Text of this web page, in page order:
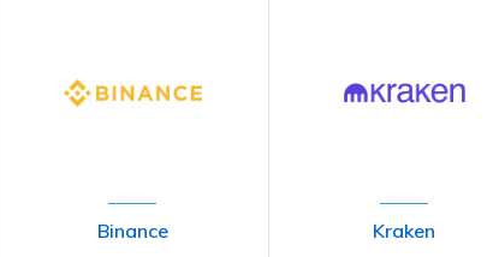
Binance Kraken